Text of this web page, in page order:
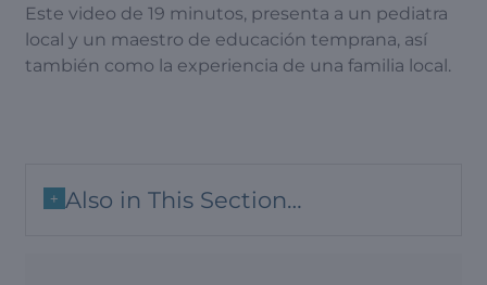
Este video de 19 minutos, presenta a un pediatra
local y un maestro de educación temprana, así
también como la experiencia de una familia local.
Also in This Section…
+